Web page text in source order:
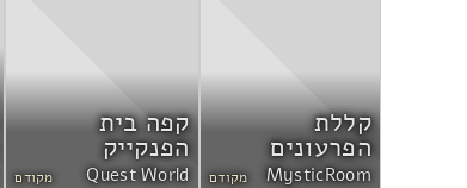
קללת
הפרעונים
MysticRoom מקודם
קפה בית
הפנקייק
Quest World מקודם